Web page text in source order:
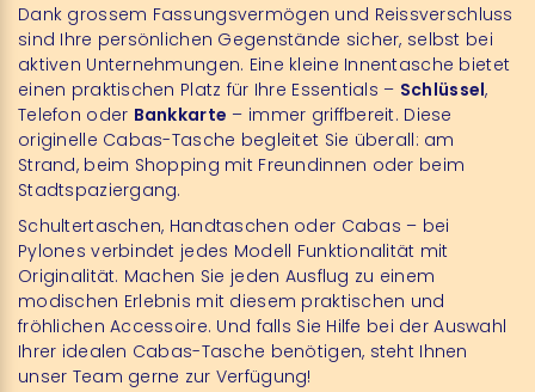
Dank grossem Fassungsvermögen und Reissverschluss
sind Ihre persönlichen Gegenstände sicher, selbst bei
aktiven Unternehmungen. Eine kleine Innentasche bietet
einen praktischen Platz für Ihre Essentials – Schlüssel,
Telefon oder Bankkarte – immer griffbereit. Diese
originelle Cabas-Tasche begleitet Sie überall: am
Strand, beim Shopping mit Freundinnen oder beim
Stadtspaziergang.
Schultertaschen, Handtaschen oder Cabas – bei
Pylones verbindet jedes Modell Funktionalität mit
Originalität. Machen Sie jeden Ausflug zu einem
modischen Erlebnis mit diesem praktischen und
fröhlichen Accessoire. Und falls Sie Hilfe bei der Auswahl
Ihrer idealen Cabas-Tasche benötigen, steht Ihnen
unser Team gerne zur Verfügung!